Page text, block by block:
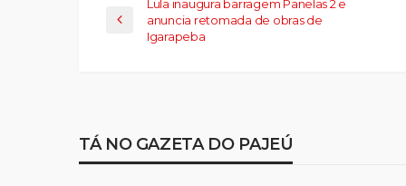
Lula inaugura barragem Panelas 2 e
anuncia retomada de obras de
Igarapeba
TÁ NO GAZETA DO PAJEÚ